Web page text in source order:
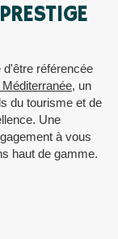
référencée
, un
du tourisme et de
Une
à vous
haut de gamme.